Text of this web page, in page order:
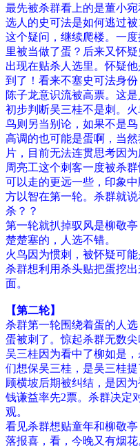
最先被杀群看上的是董小
选人的史可法是如何逃过
这个疑问，继续爬楼。一
里被当做了蛋？后来又怀
出现在贴杀人选里。怀疑
到了！看来不塞史可法身份
陈子龙意识流被高票。这是
初步判断吴三桂不是刺。
鸟则另当别论，如果不是
高调的也可能是蛋啊，当
片，目前无法连贯思考因为
周亮工这个刺客一度被杀
可以走的更远一些，印象中
方以智在第一轮。杀群就
杀？？
第一轮就扒掉驭风是柳敬
楚楚塞的，人选不错。
火鸟因为惯刺，被怀疑可
杀群想利用杀头贴把蛋挖
面。
【第二轮】
杀群第一轮围绕着蛋的人
蛋被刺了。惊起杀群无数尖
吴三桂因为看中了柳如是
们想保吴三桂，是吴三桂提
顾横坡后期被纠结，是因为
钱谦益率先2票。杀群决定
观。
看见杀群想贴童年和柳敬
落报喜，看，今晚又有烟